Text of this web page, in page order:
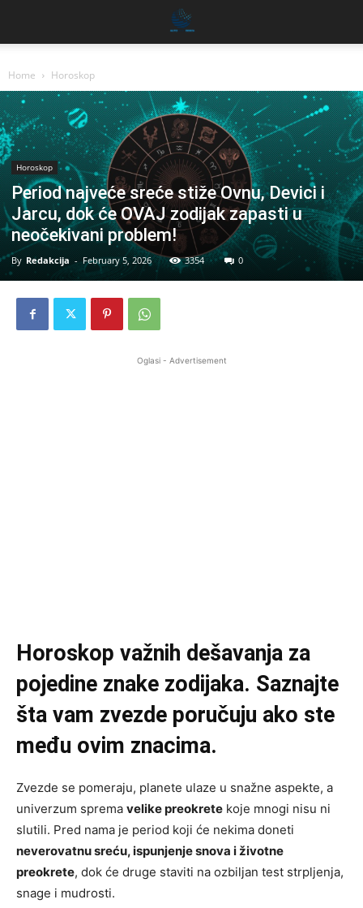
Home Horoskop
Horoskop
Period najveće sreće stiže Ovnu, Devici i
Jarcu, dok će OVAJ zodijak zapasti u
neočekivani problem!
By Redakcija - February 5, 2026 3354 0
Oglasi - Advertisement
Horoskop važnih dešavanja za
pojedine znake zodijaka. Saznajte
šta vam zvezde poručuju ako ste
među ovim znacima.
Zvezde se pomeraju, planete ulaze u snažne aspekte, a
univerzum sprema velike preokrete koje mnogi nisu ni
slutili. Pred nama je period koji će nekima doneti
neverovatnu sreću, ispunjenje snova i životne
preokrete, dok će druge staviti na ozbiljan test strpljenja,
snage i mudrosti.